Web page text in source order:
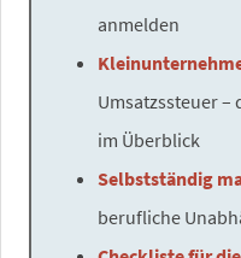
anmelden
Umsatzssteuer –
im Überblick
Selbstständig
berufliche